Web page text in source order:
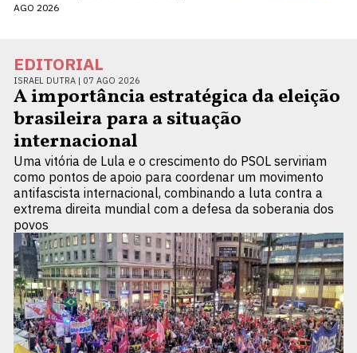
AGO 2026
EDITORIAL
ISRAEL DUTRA | 07 AGO 2026
A importância estratégica da eleição
brasileira para a situação
internacional
Uma vitória de Lula e o crescimento do PSOL serviriam
como pontos de apoio para coordenar um movimento
antifascista internacional, combinando a luta contra a
extrema direita mundial com a defesa da soberania dos
povos